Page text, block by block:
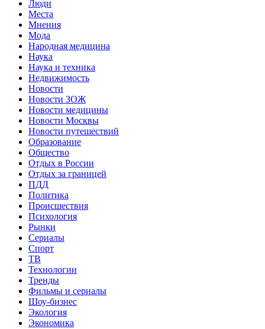
Люди
Места
Мнения
Мода
Народная медицина
Наука
Наука и техника
Недвижимость
Новости
Новости ЗОЖ
Новости медицины
Новости Москвы
Новости путешествий
Образование
Общество
Отдых в России
Отдых за границей
ПДД
Политика
Происшествия
Психология
Рынки
Сериалы
Спорт
ТВ
Технологии
Тренды
Фильмы и сериалы
Шоу-бизнес
Экология
Экономика